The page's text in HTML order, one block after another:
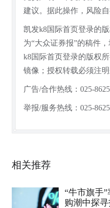
建议。据此操作，风险自
凯发k8国际首页登录的
为“大众证券报”的稿件
k8国际首页登录的版权
镜像；授权转载必须注明
广告/合作热线：025-
举报/服务热线：025-
相关推荐
“牛市旗手
购潮中探